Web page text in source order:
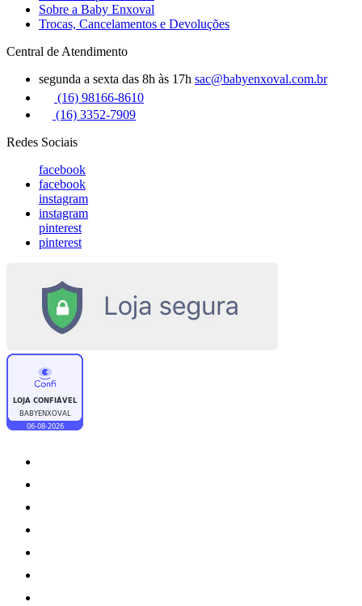
Sobre a Baby Enxoval
Trocas, Cancelamentos e Devoluções
Central de Atendimento
segunda a sexta das 8h às 17h sac@babyenxoval.com.br
(16) 98166-8610
(16) 3352-7909
Redes Sociais
facebook
facebook
instagram
instagram
pinterest
pinterest